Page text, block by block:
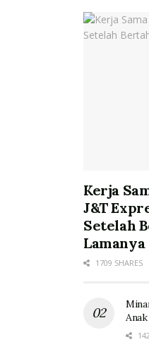
Kerja
J&T
Setelah
Lamanya
1709 SHARES